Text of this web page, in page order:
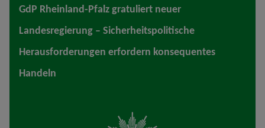
GdP Rheinland-Pfalz gratuliert neuer
Landesregierung – Sicherheitspolitische
Herausforderungen erfordern konsequentes
Handeln